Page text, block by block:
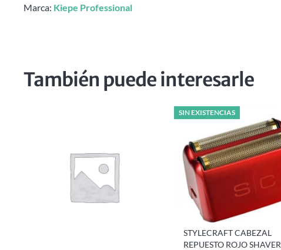
Marca: Kiepe Professional
También puede interesarle
SIN EXISTENCIAS
STYLECRAFT CABEZAL
REPUESTO ROJO SHAVER